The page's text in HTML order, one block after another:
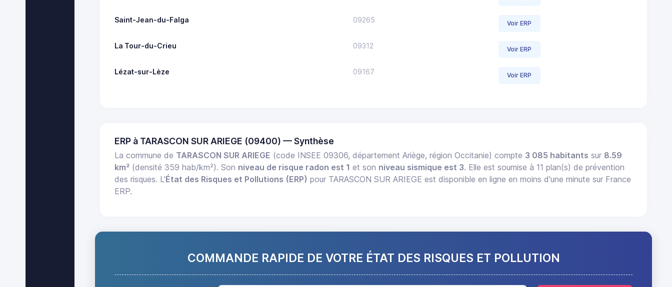
Saint-Jean-du-Falga 09265 Voir ERP
La Tour-du-Crieu 09312 Voir ERP
Lézat-sur-Lèze 09167 Voir ERP
ERP à TARASCON SUR ARIEGE (09400) — Synthèse
La commune de TARASCON SUR ARIEGE (code INSEE 09306, département Ariège, région Occitanie) compte 3 085 habitants sur 8.59
km² (densité 359 hab/km²). Son niveau de risque radon est 1 et son niveau sismique est 3. Elle est soumise à 11 plan(s) de prévention
des risques. L'État des Risques et Pollutions (ERP) pour TARASCON SUR ARIEGE est disponible en ligne en moins d'une minute sur France
ERP.
COMMANDE RAPIDE DE VOTRE ÉTAT DES RISQUES ET POLLUTION